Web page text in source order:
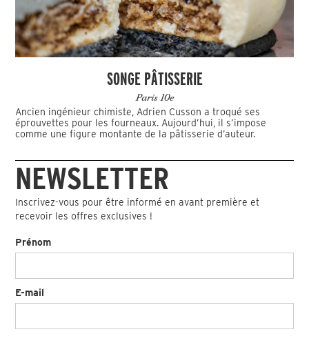
SONGE PÂTISSERIE
Paris 10e
Ancien ingénieur chimiste, Adrien Cusson a troqué ses
éprouvettes pour les fourneaux. Aujourd’hui, il s’impose
comme une figure montante de la pâtisserie d’auteur.
NEWSLETTER
Inscrivez-vous pour être informé en avant première et
recevoir les offres exclusives !
Prénom
E-mail